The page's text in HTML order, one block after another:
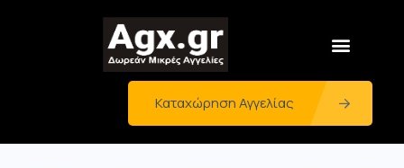
Καταχώρηση Αγγελίας